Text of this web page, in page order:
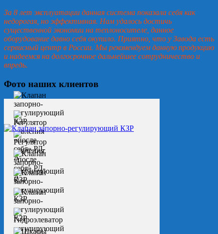
За 8 лет эксплуатации данная система показала себя как
недорогая, но эффективная. Нам удалось достичь
существенной экономии на теплоносителе, данное
оборудование давно себя окупило. Приятно, что у Завода есть
сервисный центр в России. Мы рекомендуем данную продукцию
и надеемся на долгосрочное дальнейшее сотрудничество и
впредь.
Фото наших клиентов